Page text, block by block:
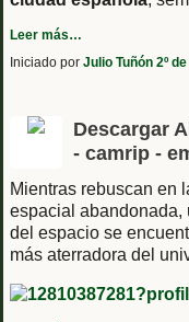
Leer más…
Iniciado por Julio Tuñón 2º
Descargar
- camrip -
Mientras rebuscan en
espacial abandonada,
del espacio se
más aterradora del